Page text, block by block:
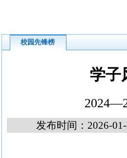
校园先锋榜
学子
发布时间：2026-